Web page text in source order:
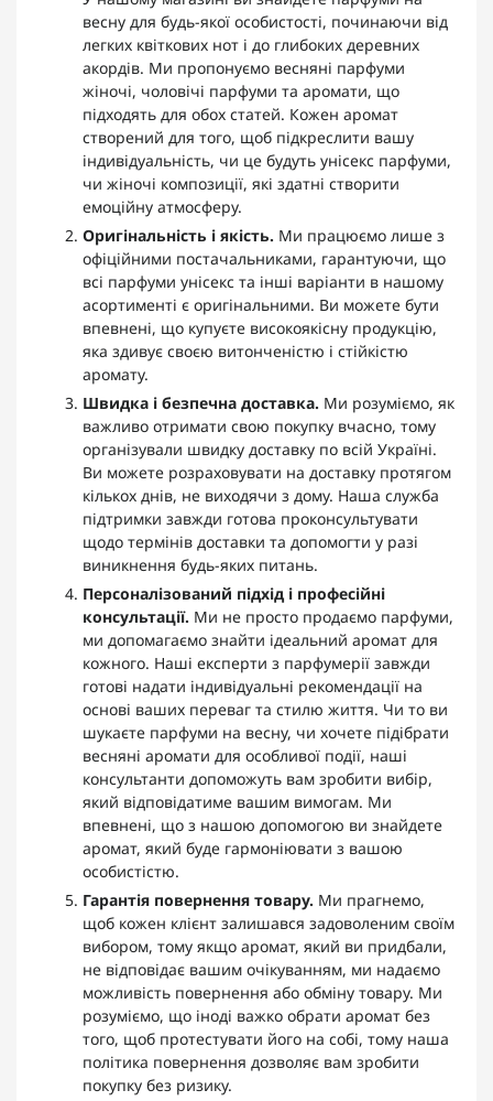
весну для будь-якої особистості, починаючи від
легких квіткових нот і до глибоких деревних
акордів. Ми пропонуємо весняні парфуми
жіночі, чоловічі парфуми та аромати, що
підходять для обох статей. Кожен аромат
створений для того, щоб підкреслити вашу
індивідуальність, чи це будуть унісекс парфуми,
чи жіночі композиції, які здатні створити
емоційну атмосферу.
Оригінальність і якість. Ми працюємо лише з
офіційними постачальниками, гарантуючи, що
всі парфуми унісекс та інші варіанти в нашому
асортименті є оригінальними. Ви можете бути
впевнені, що купуєте високоякісну продукцію,
яка здивує своєю витонченістю і стійкістю
аромату.
Швидка і безпечна доставка. Ми розуміємо, як
важливо отримати свою покупку вчасно, тому
організували швидку доставку по всій Україні.
Ви можете розраховувати на доставку протягом
кількох днів, не виходячи з дому. Наша служба
підтримки завжди готова проконсультувати
щодо термінів доставки та допомогти у разі
виникнення будь-яких питань.
Персоналізований підхід і професійні
консультації. Ми не просто продаємо парфуми,
ми допомагаємо знайти ідеальний аромат для
кожного. Наші експерти з парфумерії завжди
готові надати індивідуальні рекомендації на
основі ваших переваг та стилю життя. Чи то ви
шукаєте парфуми на весну, чи хочете підібрати
весняні аромати для особливої події, наші
консультанти допоможуть вам зробити вибір,
який відповідатиме вашим вимогам. Ми
впевнені, що з нашою допомогою ви знайдете
аромат, який буде гармоніювати з вашою
особистістю.
Гарантія повернення товару. Ми прагнемо,
щоб кожен клієнт залишався задоволеним своїм
вибором, тому якщо аромат, який ви придбали,
не відповідає вашим очікуванням, ми надаємо
можливість повернення або обміну товару. Ми
розуміємо, що іноді важко обрати аромат без
того, щоб протестувати його на собі, тому наша
політика повернення дозволяє вам зробити
покупку без ризику.